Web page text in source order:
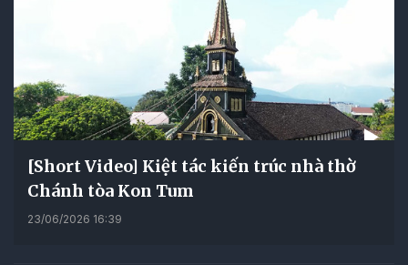
[Short Video] Kiệt tác kiến trúc nhà thờ
Chánh tòa Kon Tum
23/06/2026 16:39